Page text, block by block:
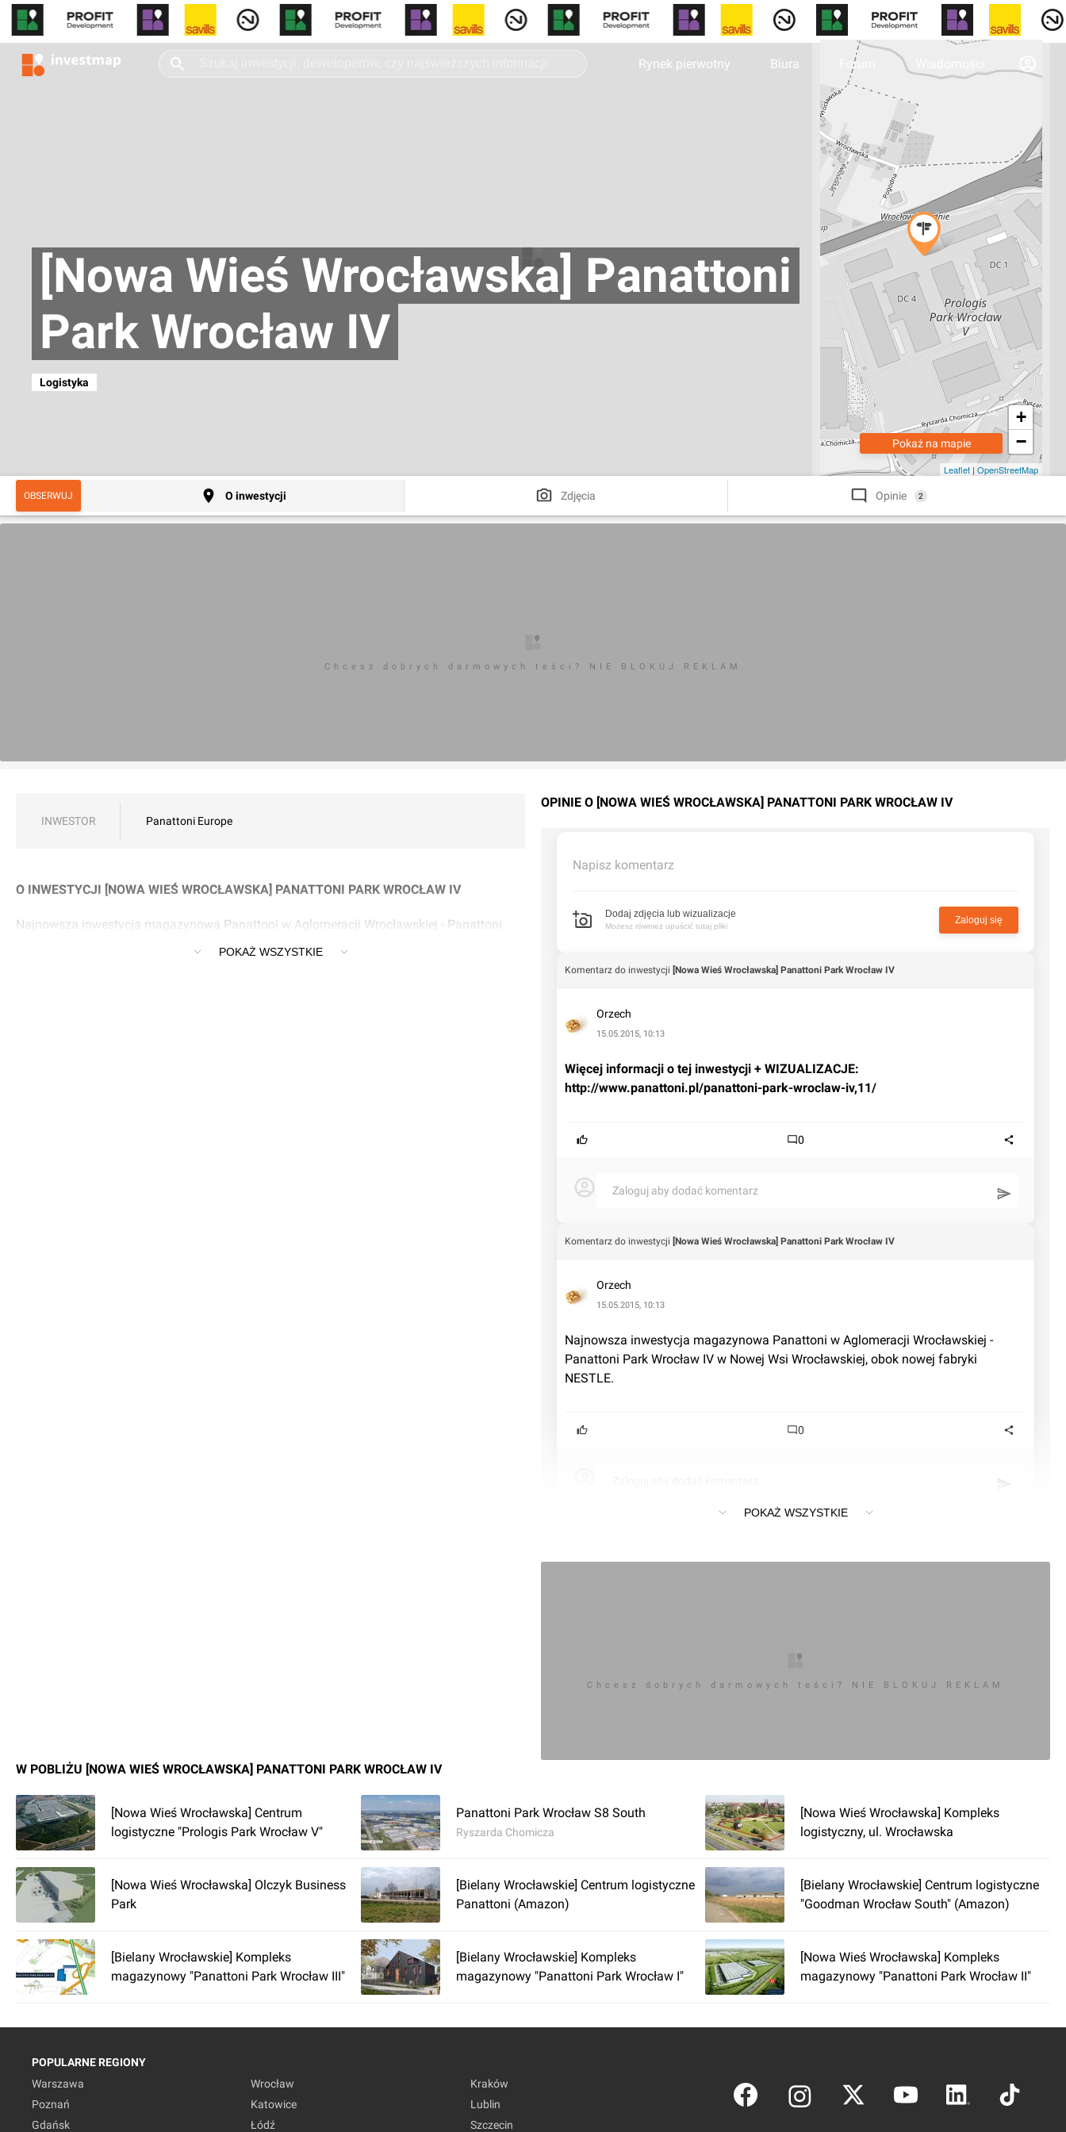
Rynek pierwotny Biura Forum
[Nowa Wieś Wrocławska] Panattoni
Park Wrocław IV
Logistyka
+
−
Leaflet | OpenStreetMap
Pokaż na mapie
OBSERWUJ O inwestycji Zdjęcia Opinie 2
Chcesz dobrych darmowych teści? NIE BLOKUJ REKLAM
INWESTOR Panattoni Europe
O INWESTYCJI [NOWA WIEŚ WROCŁAWSKA] PANATTONI PARK WROCŁAW IV
Najnowsza inwestycja magazynowa Panattoni w Aglomeracji Wrocławskiej - Panattoni
Park Wrocław IV w Nowej Wsi Wrocławskiej, obok nowej fabryki NESTLE.
POKAŻ WSZYSTKIE
OPINIE O [NOWA WIEŚ WROCŁAWSKA] PANATTONI PARK WROCŁAW IV
Napisz komentarz
Dodaj zdjęcia lub wizualizacje
Możesz również upuścić tutaj pliki
Zaloguj się
Komentarz do inwestycji [Nowa Wieś Wrocławska] Panattoni Park Wrocław IV
Orzech
15.05.2015, 10:13
http://www.panattoni.pl/panattoni-park-wroclaw-iv,11/
0
Zaloguj aby dodać komentarz
Komentarz do inwestycji [Nowa Wieś Wrocławska] Panattoni Park Wrocław IV
Orzech
15.05.2015, 10:13
Najnowsza inwestycja magazynowa Panattoni w Aglomeracji Wrocławskiej -
Panattoni Park Wrocław IV w Nowej Wsi Wrocławskiej, obok nowej fabryki
NESTLE.
0
POKAŻ WSZYSTKIE
Chcesz dobrych darmowych teści? NIE BLOKUJ REKLAM
W POBLIŻU [NOWA WIEŚ WROCŁAWSKA] PANATTONI PARK WROCŁAW IV
[Nowa Wieś Wrocławska] Centrum
logistyczne "Prologis Park Wrocław V"
Panattoni Park Wrocław S8 South
Ryszarda Chomicza
[Nowa Wieś Wrocławska] Kompleks
logistyczny, ul. Wrocławska
[Nowa Wieś Wrocławska] Olczyk Business
Park
[Bielany Wrocławskie] Centrum logistyczne
Panattoni (Amazon)
[Bielany Wrocławskie] Centrum logistyczne
"Goodman Wrocław South" (Amazon)
[Bielany Wrocławskie] Kompleks
magazynowy "Panattoni Park Wrocław III"
[Bielany Wrocławskie] Kompleks
magazynowy "Panattoni Park Wrocław I"
[Nowa Wieś Wrocławska] Kompleks
magazynowy "Panattoni Park Wrocław II"
POPULARNE REGIONY
Warszawa
Wrocław
Kraków
Poznań
Katowice
Lublin
Gdańsk
Łódź Szczecin